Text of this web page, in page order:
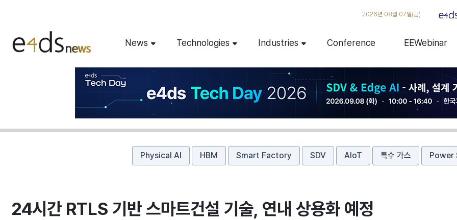
2026년 08월 07일(금)
News Technologies Industries Conference EEWebinar
Physical AI HBM Smart Factory SDV AIoT 특수 가스 Power
24시간 RTLS 기반 스마트건설 기술, 연내 상용화 예정